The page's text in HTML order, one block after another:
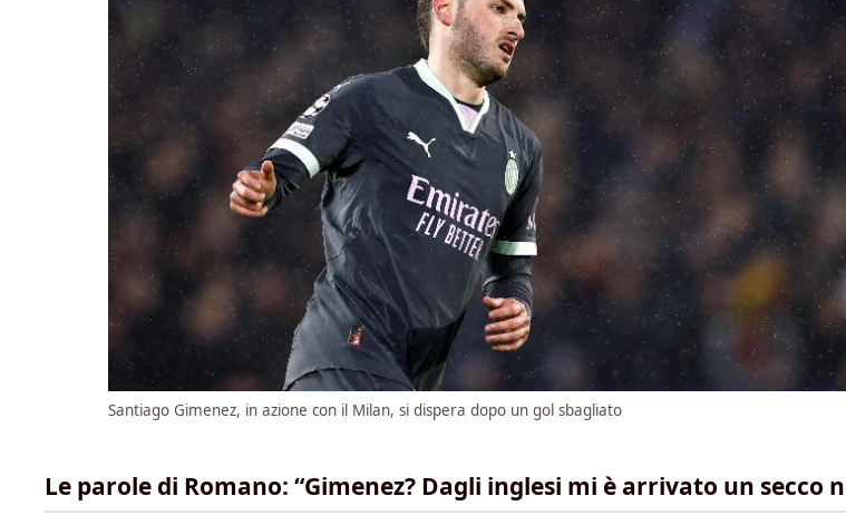
Santiago Gimenez, in azione con il Milan, si dispera dopo un gol sbagliato
Le parole di Romano: “Gimenez? Dagli inglesi mi è arrivato un secco